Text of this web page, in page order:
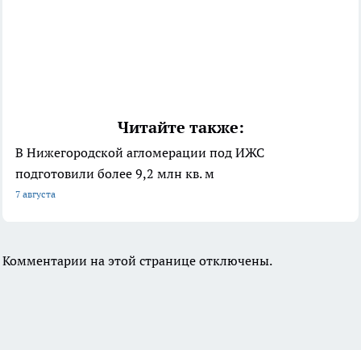
Читайте также:
В Нижегородской агломерации под ИЖС
подготовили более 9,2 млн кв. м
7 августа
Комментарии на этой странице отключены.